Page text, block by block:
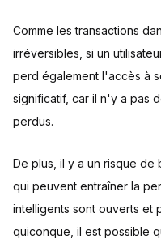
Comme les transactions
irréversibles, si un
perd également l'accès à
significatif, car il n'y a pas
perdus.
De plus, il y a un risque de
qui peuvent entraîner la
intelligents sont ouverts et
quiconque, il est possible